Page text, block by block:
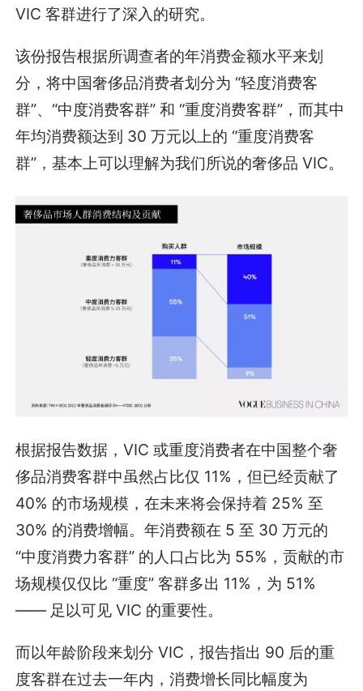
VIC 客群进行了深入的研究。
该份报告根据所调查者的年消费金额水平来划
分，将中国奢侈品消费者划分为 “轻度消费客
群”、“中度消费客群” 和 “重度消费客群”，而其中
年均消费额达到 30 万元以上的 “重度消费客
群”，基本上可以理解为我们所说的奢侈品 VIC。
根据报告数据，VIC 或重度消费者在中国整个奢
侈品消费客群中虽然占比仅 11%，但已经贡献了
40% 的市场规模，在未来将会保持着 25% 至
30% 的消费增幅。年消费额在 5 至 30 万元的
“中度消费力客群” 的人口占比为 55%，贡献的市
场规模仅仅比 “重度” 客群多出 11%，为 51%
—— 足以可见 VIC 的重要性。
而以年龄阶段来划分 VIC，报告指出 90 后的重
度客群在过去一年内，消费增长同比幅度为